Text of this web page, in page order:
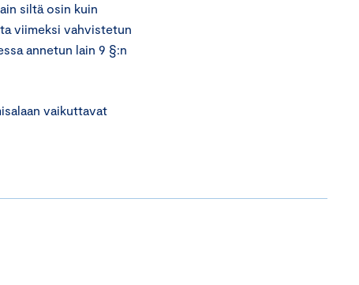
siltä osin kuin
viimeksi vahvistetun
annetun lain 9 §:n
vaikuttavat